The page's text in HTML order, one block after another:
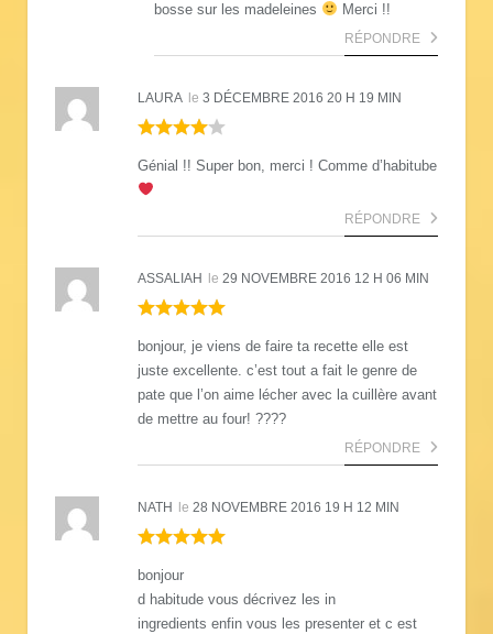
bosse sur les madeleines
Merci !!
RÉPONDRE
LAURA le 3 DÉCEMBRE 2016 20 H 19 MIN
Génial !! Super bon, merci ! Comme d’habitube
RÉPONDRE
ASSALIAH le 29 NOVEMBRE 2016 12 H 06 MIN
bonjour, je viens de faire ta recette elle est
juste excellente. c’est tout a fait le genre de
pate que l’on aime lécher avec la cuillère avant
de mettre au four! ????
RÉPONDRE
NATH le 28 NOVEMBRE 2016 19 H 12 MIN
bonjour
d habitude vous décrivez les in
ingredients enfin vous les presenter et c est